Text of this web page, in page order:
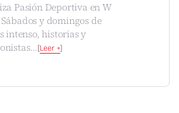
Pasión Deportiva en W
y domingos de
intenso, historias y
...[Leer +]